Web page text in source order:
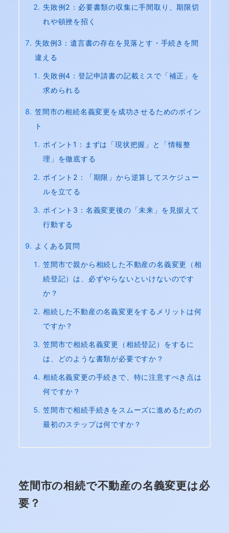
失敗例2：必要書類の収集に手間取り、期限切
れや頓挫を招く
失敗例3：遺言書の存在を見落とす・手続きを間
違える
失敗例4：登記申請書の記載ミスで「補正」を
求められる
笠間市の相続名義変更を成功させるためのポイン
ト
ポイント1：まずは「現状把握」と「情報整
理」を徹底する
ポイント2：「期限」から逆算してスケジュー
ルを立てる
ポイント3：名義変更後の「未来」を見据えて
行動する
よくある質問
笠間市で親から相続した不動産の名義変更（相
続登記）は、必ずやらないといけないのです
か？
相続した不動産の名義変更をするメリットは何
ですか？
笠間市で相続名義変更（相続登記）をするに
は、どのような書類が必要ですか？
相続名義変更の手続きで、特に注意すべき点は
何ですか？
笠間市で相続手続きをスムーズに進めるための
最初のステップは何ですか？
笠間市の相続で不動産の名義変更は必
要？